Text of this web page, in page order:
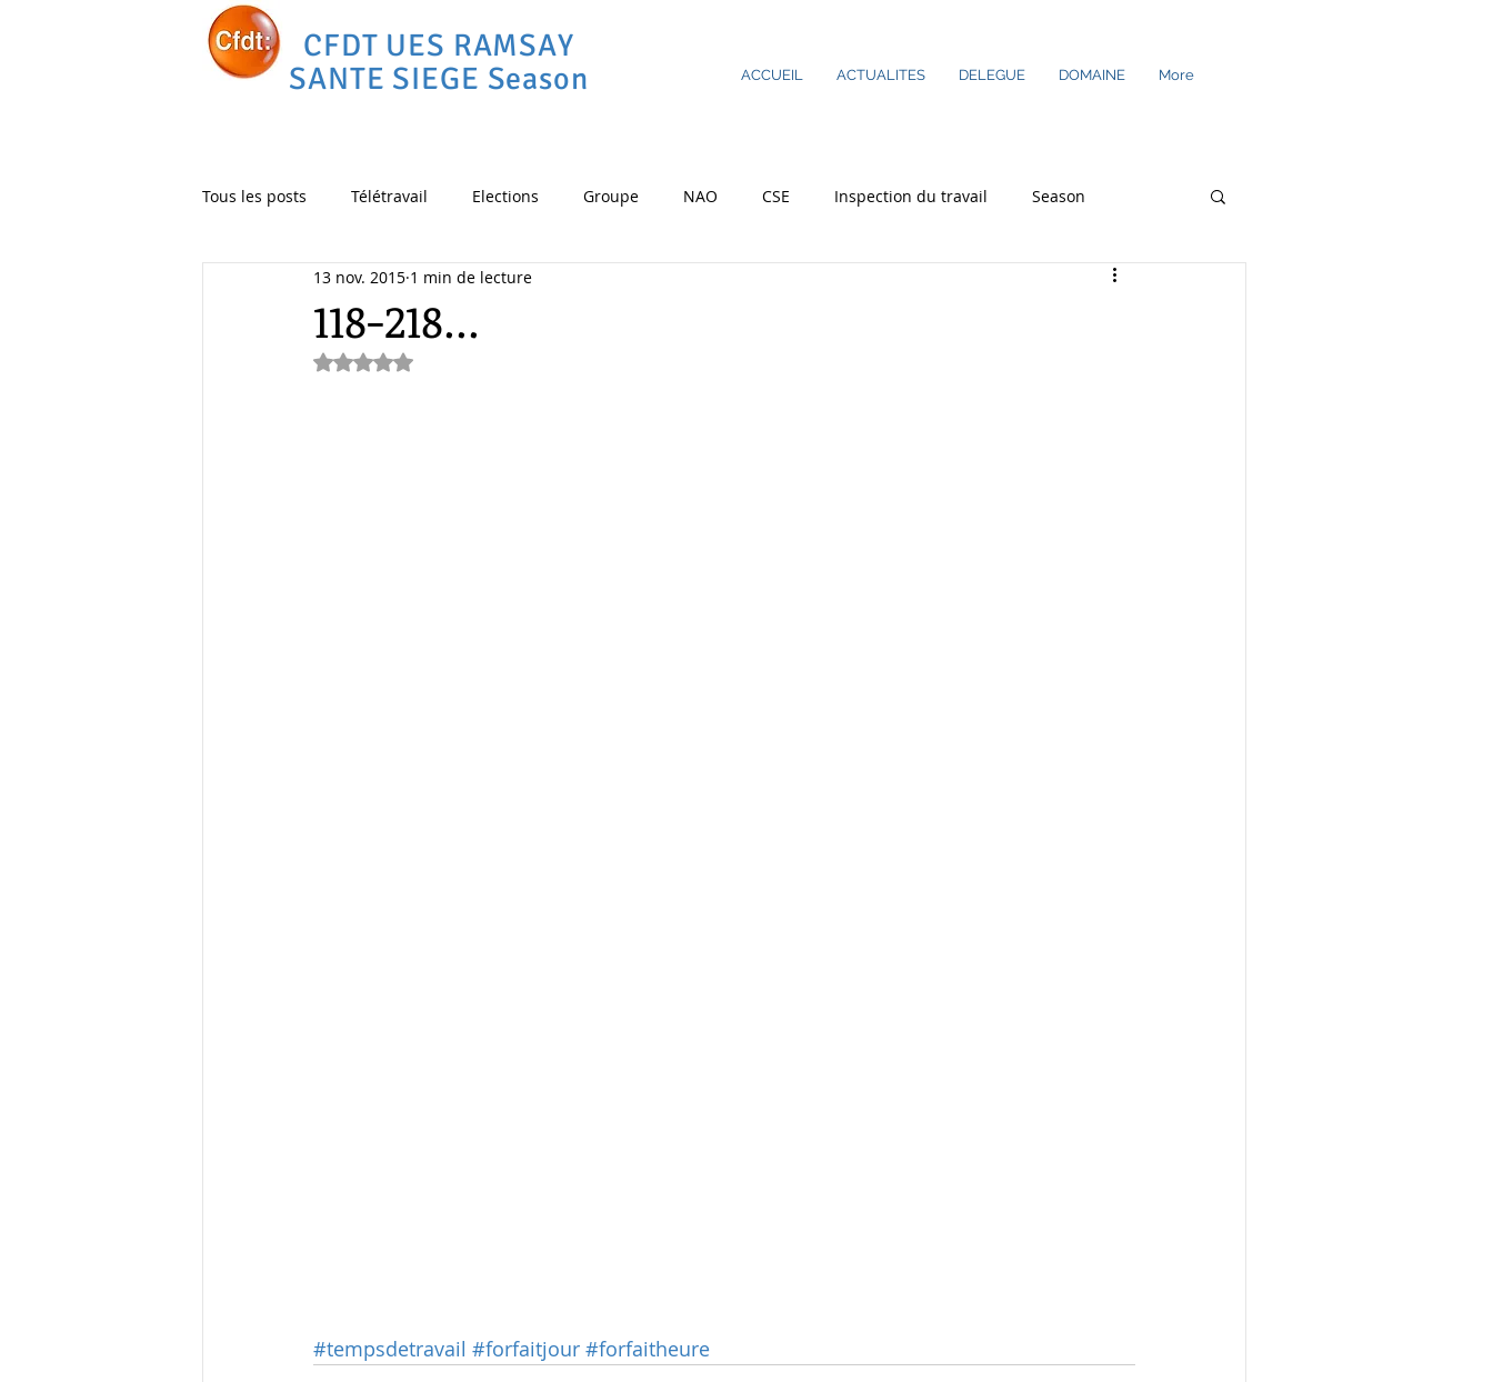
CFDT UES RAMSAY
SANTE SIEGE Season
ACCUEIL ACTUALITES DELEGUE DOMAINE More
Tous les posts Télétravail Elections Groupe NAO CSE Inspection du travail Season
Déménagement vélo Covid-19 Heures supplémentaires
118-218...
13 nov. 2015 1 min de lecture
Noté NaN étoiles sur 5.
#tempsdetravail #forfaitjour #forfaitheure